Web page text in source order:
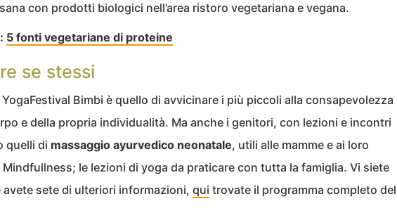
con prodotti biologici nell’area ristoro vegetariana e vegana.
5 fonti vegetariane di proteine
se stessi
YogaFestival Bimbi è quello di avvicinare i più piccoli alla consapevolezza
e della propria individualità. Ma anche i genitori, con lezioni e incontri
quelli di massaggio ayurvedico neonatale, utili alle mamme e ai loro
Mindfullness; le lezioni di yoga da praticare con tutta la famiglia. Vi siete
avete sete di ulteriori informazioni, qui trovate il programma completo del